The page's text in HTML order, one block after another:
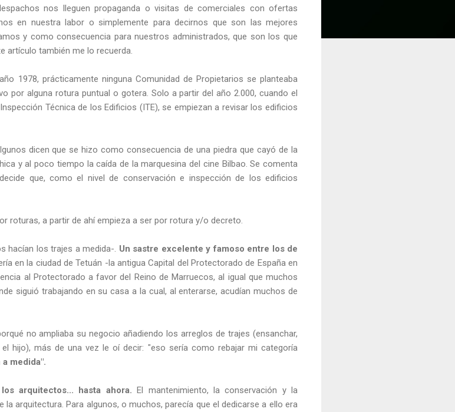
nos lleguen propaganda o visitas de comerciales con ofertas
en nuestra labor o simplemente para decirnos que son las mejores
y como consecuencia para nuestros administrados, que son los que
artículo también me lo recuerda.
1978, prácticamente ninguna Comunidad de Propietarios se planteaba
por alguna rotura puntual o gotera. Solo a partir del año 2.000, cuando el
Técnica de los Edificios (ITE), se empiezan a revisar los edificios
dicen que se hizo como consecuencia de una piedra que cayó de la
y al poco tiempo la caída de la marquesina del cine Bilbao. Se comenta
que, como el nivel de conservación e inspección de los edificios
roturas, a partir de ahí empieza a ser por rotura y/o decreto.
hacían los trajes a medida-. Un sastre excelente y famoso entre los de
en la ciudad de Tetuán -la antigua Capital del Protectorado de España en
al Protectorado a favor del Reino de Marruecos, al igual que muchos
siguió trabajando en su casa a la cual, al enterarse, acudían muchos de
no ampliaba su negocio añadiendo los arreglos de trajes (ensanchar,
hijo), más de una vez le oí decir: "eso sería como rebajar mi categoría
medida".
arquitectos... hasta ahora.El mantenimiento, la conservación y la
arquitectura. Para algunos, o muchos, parecía que el dedicarse a ello era